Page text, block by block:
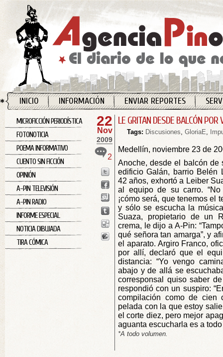
INICIO INFORMACIÓN ENVIAR REPORTES
MICROFICCIÓN PERIODÍSTICA
FOTONOTICIA
POEMA INFORMATIVO
CUENTO SIN FICCIÓN
OPINIÓN
A-PIN TELEVISIÓN
A-PIN RADIO
INFORME ESPECIAL
NOTICIA DIBUJADA
TIRA CÓMICA
22
Nov
2009
2
LE GRITAN DESDE BALCÓN
Tags: Discusiones, GloriaE,
Medellín, noviembre 23 de
Anoche, desde el balcón
edificio Galán, barrio Belén
42 años, exhortó a Leiber
al equipo de su carro.
¡cómo será, que tenemos el
y sólo se escucha la
Suaza, propietario de un
crema, le dijo a A-Pin:
qué señora tan amarga”, y
el aparato. Argiro Franco,
por allí, declaró que el
distancia: “Yo vengo
abajo y de allá se
corresponsal quiso saber
respondió con un suspiro:
compilación como de cien
pelada con la que estoy
el corte diez, pero mejor
aguanta escucharla es a
*A todo volumen.